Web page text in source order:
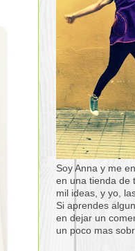
Soy Anna y me
en una tienda de
mil ideas, y yo,
Si aprendes
en dejar un
un poco mas